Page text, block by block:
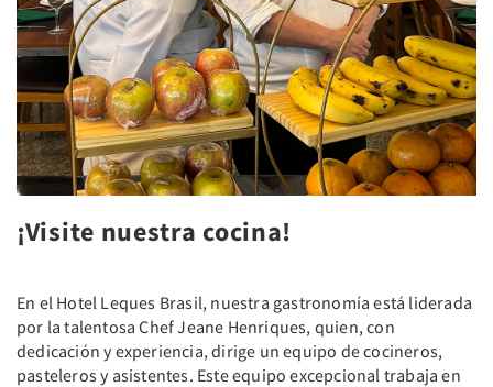
¡Visite nuestra cocina!
En el Hotel Leques Brasil, nuestra gastronomía está liderada
por la talentosa Chef Jeane Henriques, quien, con
dedicación y experiencia, dirige un equipo de cocineros,
pasteleros y asistentes. Este equipo excepcional trabaja en